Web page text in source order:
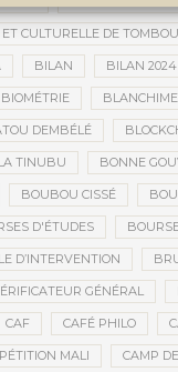
CULTURELLE DE
BILAN BILAN 2024
BIOMÉTRIE
DEMBÉLÉ
TINUBU BONNE
BOUBOU CISSÉ
D'ÉTUDES
D’INTERVENTION
GÉNÉRAL
CAF CAFÉ PHILO
MALI CAMP